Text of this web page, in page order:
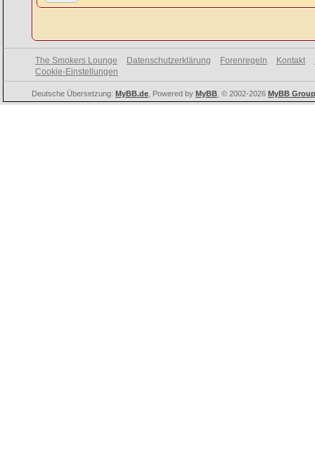
The Smokers Lounge Datenschutzerklärung Forenregeln Kontakt
Cookie-Einstellungen
Deutsche Übersetzung: MyBB.de , Powered by MyBB , © 2002-2026 MyBB Group